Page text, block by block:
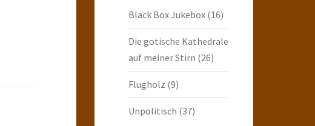
Black Box Jukebox(16)
Die gotische Kathedrale
auf meiner Stirn (26)
Flugholz (9)
Unpolitisch (37)